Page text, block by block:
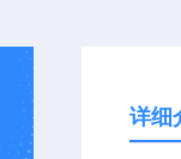
详细